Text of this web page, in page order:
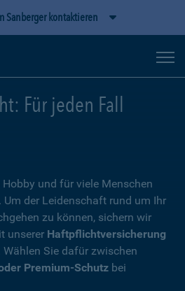
Sanberger kontaktieren
Für jeden Fall
und für viele Menschen
der Leidenschaft rund um Ihr
zu können, sichern wir
unserer Haftpflichtversicherung
Sie dafür zwischen
Premium-Schutz bei